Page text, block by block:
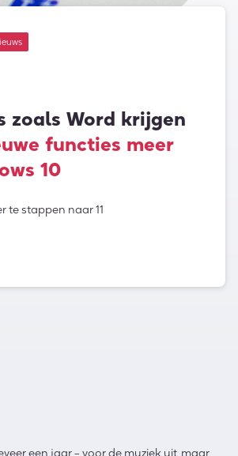
zoals Word krijgen
functies meer
10
te stappen naar 11
een jaar – voor de muziek uit, maar